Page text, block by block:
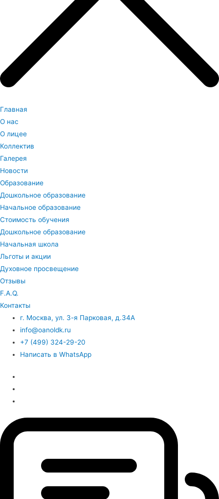
Главная
О нас
О лицее
Коллектив
Галерея
Новости
Образование
Дошкольное образование
Начальное образование
Стоимость обучения
Дошкольное образование
Начальная школа
Льготы и акции
Духовное просвещение
Отзывы
F.A.Q.
Контакты
г. Москва, ул. 3-я Парковая, д.34А
info@oanoldk.ru
+7 (499) 324-29-20
Написать в WhatsApp